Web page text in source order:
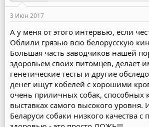
3 Июн 2017
А у меня от этого интервью, если
Облили грязью всю белорусскую
Большая часть заводчиков нашей
здоровьем своих питомцев, делает
генетические тесты и другие
денег ищут кобелей с хорошими
очень приличных собак, способных
выставках самого высокого уровня.
Беларуси собаки низкого качества